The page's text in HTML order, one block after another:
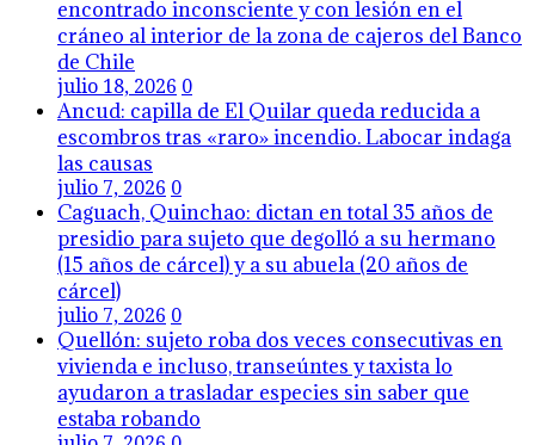
encontrado inconsciente y con lesión en el
cráneo al interior de la zona de cajeros del Banco
de Chile
julio 18, 2026 0
Ancud: capilla de El Quilar queda reducida a
escombros tras «raro» incendio. Labocar indaga
las causas
julio 7, 2026 0
Caguach, Quinchao: dictan en total 35 años de
presidio para sujeto que degolló a su hermano
(15 años de cárcel) y a su abuela (20 años de
cárcel)
julio 7, 2026 0
Quellón: sujeto roba dos veces consecutivas en
vivienda e incluso, transeúntes y taxista lo
ayudaron a trasladar especies sin saber que
estaba robando